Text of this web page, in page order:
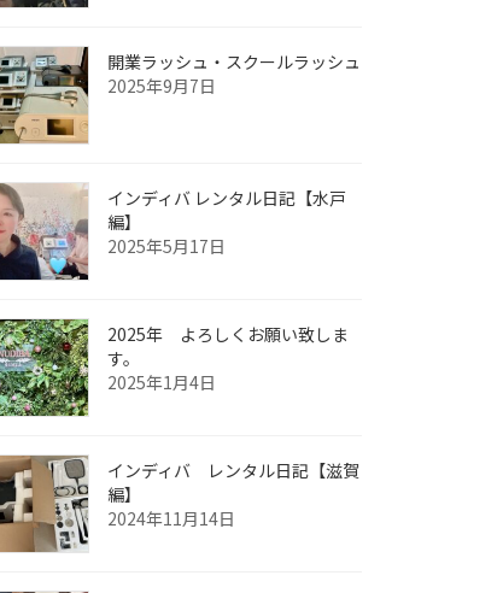
開業ラッシュ・スクールラッシュ
2025年9月7日
インディバ レンタル日記【水戸
編】
2025年5月17日
2025年 よろしくお願い致しま
す。
2025年1月4日
インディバ レンタル日記【滋賀
編】
2024年11月14日